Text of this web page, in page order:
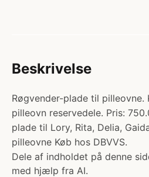
Beskrivelse
Røgvender-plade til pilleovne.
pilleovn reservedele. Pris:
plade til Lory, Rita, Delia,
pilleovne Køb hos DBVVS.
Dele af indholdet på denne
med hjælp fra AI.